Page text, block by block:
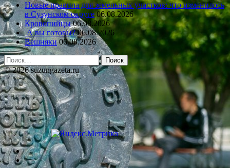
Новые правила для земельных участков: что изменилось
в Сузунском округе 06.08.2026
Кровопийцы 06.08.2026
А вы готовы? 06.08.2026
Вешняки 06.08.2026
Найти:
© 2026 suzungazeta.ru